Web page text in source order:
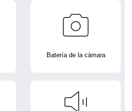
Batería de la cámara